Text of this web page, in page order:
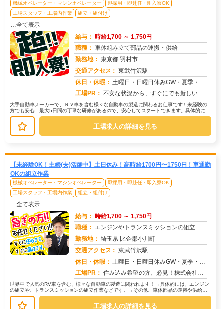
機械オペレーター・マシンオペレーター
即採用・即赴任・即入寮OK
工場スタッフ・工場内作業
組立・組付け
…全て表示
給与： 時給1,700 ～ 1,750円
職種： 車体組み立て部品の運搬・供給
勤務地： 東京都 羽村市
交通アクセス： 東武竹沢駅
休日・休暇： 土曜日・日曜日休みGW・夏季・年末年始休暇あり
工場PR： 不安な状況から、すぐにでも新しい生活を始めたいあなたへ。株式会社京栄センターでは、応募から最短翌日勤務開始が可能で...
大手自動車メーカーで、ＲＶ車を含む様々な自動車の製造に関わるお仕事です！未経験の
方でも安心！最大5日間の丁寧な研修があるので、安心してスタートできます。具体的に
は、車体組み立て部品の運搬や供給が...
工場求人の詳細を見る
【未経験OK！主婦(夫)活躍中】土日休み！高時給1700円〜1750円！車通勤
OKの組立作業
機械オペレーター・マシンオペレーター
即採用・即赴任・即入寮OK
工場スタッフ・工場内作業
組立・組付け
…全て表示
給与： 時給1,700 ～ 1,750円
職種： エンジンやトランスミッションの組立
勤務地： 埼玉県 比企郡小川町
交通アクセス： 東武竹沢駅
休日・休暇： 土曜日・日曜日休みGW・夏季・年末年始休暇あり
工場PR： 住み込み希望の方、必見！株式会社京栄センターでは、2000人以上の紹介実績があります。→全国2500件以上の格安寮...
世界中で人気のRV車を含む、様々な自動車の製造に関われます！→具体的には、エンジン
の組立や、トランスミッションの組立作業などです。→その他、車体部品の運搬や供給、
機械操作、完成品の検査など、あな...
工場求人の詳細を見る